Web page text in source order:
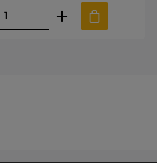
Indtast den